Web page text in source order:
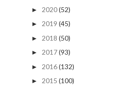
► 2020(52)
► 2019 (45)
► 2018 (50)
► 2017(93)
► 2016(132)
► 2015 (100)